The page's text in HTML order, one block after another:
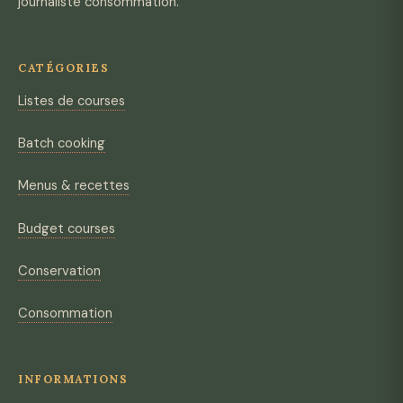
CATÉGORIES
Listes de courses
Batch cooking
Menus & recettes
Budget courses
Conservation
Consommation
INFORMATIONS